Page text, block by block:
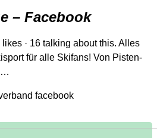
– Facebook
· 16 talking about this. Alles
für alle Skifans! Von Pisten-
facebook